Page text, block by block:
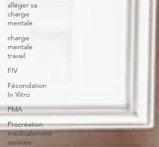
alléger sa
charge
mentale
charge
mentale
travail
FIV
Fécondation
In Vitro
PMA
Procréation
médicalement
assistée